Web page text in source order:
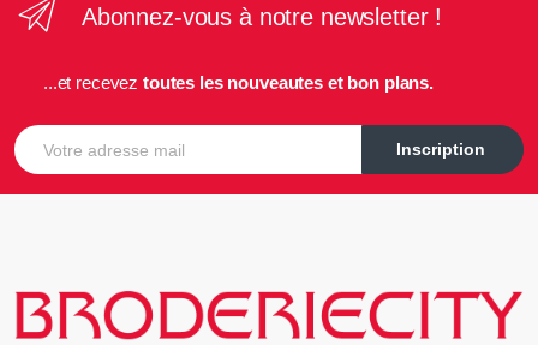
Abonnez-vous à notre newsletter !
...et recevez toutes les nouveautes et bon plans.
E-mail
Inscription